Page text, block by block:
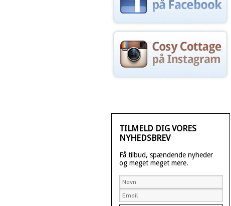
TILMELD DIG VORES
NYHEDSBREV
Få tilbud, spændende nyheder
og meget meget mere.